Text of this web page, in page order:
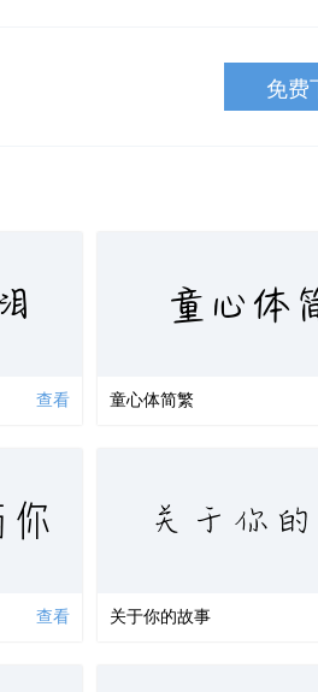
查看
童心体
童心体简繁
查看
关于你
关于你的故事